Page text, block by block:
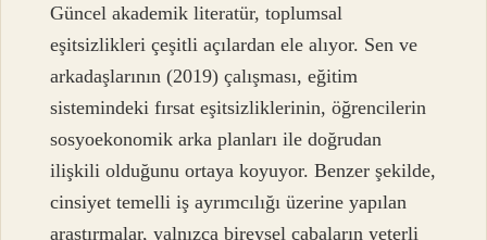
Güncel akademik literatür, toplumsal
eşitsizlikleri çeşitli açılardan ele alıyor. Sen ve
arkadaşlarının (2019) çalışması, eğitim
sistemindeki fırsat eşitsizliklerinin, öğrencilerin
sosyoekonomik arka planları ile doğrudan
ilişkili olduğunu ortaya koyuyor. Benzer şekilde,
cinsiyet temelli iş ayrımcılığı üzerine yapılan
araştırmalar, yalnızca bireysel çabaların yeterli